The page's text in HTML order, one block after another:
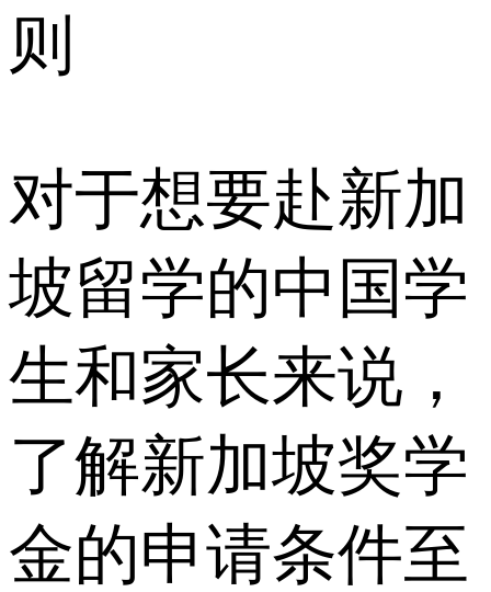
则
对于想要赴新加
坡留学的中国学
生和家长来说，
了解新加坡奖学
金的申请条件至